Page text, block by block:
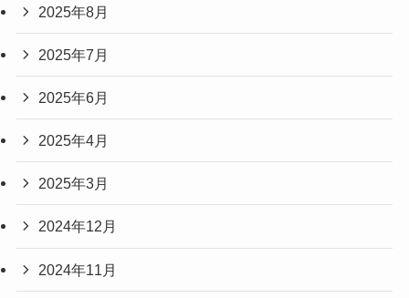
2025年8月
2025年7月
2025年6月
2025年4月
2025年3月
2024年12月
2024年11月